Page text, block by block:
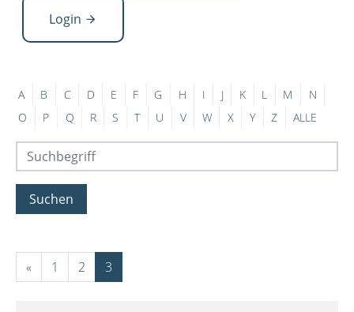
Login
A B C D E F G H I J K L M
N
O
P Q R S T U V W X Y Z ALLE
Suchen
« 1 2 3